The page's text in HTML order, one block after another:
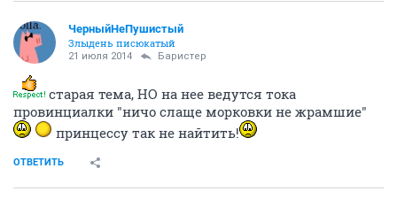
ЧерныйНеПушистый
Злыдень писюкатый
21 июля 2014 Баристер
старая тема, НО на нее ведутся тока
провинциалки "ничо слаще морковки не жрамшие"
принцессу так не найтить!
ОТВЕТИТЬ